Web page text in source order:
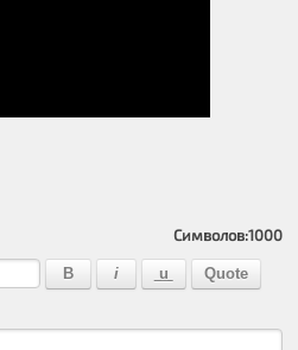
Символов:1000